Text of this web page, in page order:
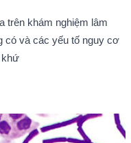
trên khám nghiệm lâm
có và các yếu tố nguy cơ
khứ